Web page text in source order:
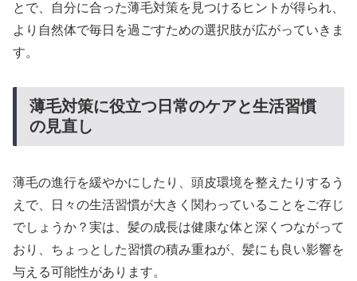
とで、自分に合った薄毛対策を見つけるヒントが得られ、
より自然体で毎日を過ごすための選択肢が広がっていきま
す。
薄毛対策に役立つ日常のケアと生活習慣
の見直し
薄毛の進行を緩やかにしたり、頭皮環境を整えたりするう
えで、日々の生活習慣が大きく関わっていることをご存じ
でしょうか？実は、髪の成長は健康な体と深くつながって
おり、ちょっとした習慣の積み重ねが、髪にも良い影響を
与える可能性があります。